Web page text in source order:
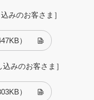
みのお客さま］
）
みのお客さま］
）